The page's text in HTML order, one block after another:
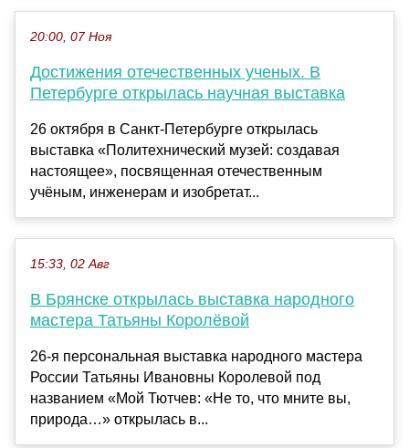
20:00, 07 Ноя
Достижения отечественных ученых. В
Петербурге открылась научная выставка
26 октября в Санкт-Петербурге открылась
выставка «Политехнический музей: создавая
настоящее», посвященная отечественным
учёным, инженерам и изобретат...
15:33, 02 Авг
В Брянске открылась выставка народного
мастера Татьяны Королёвой
26-я персональная выставка народного мастера
России Татьяны Ивановны Королевой под
названием «Мой Тютчев: «Не то, что мните вы,
природа…» открылась в...